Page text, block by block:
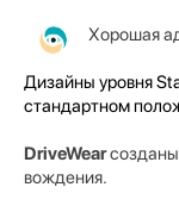
Хорошая
Дизайны уровня
стандартном
DriveWear
вождения.